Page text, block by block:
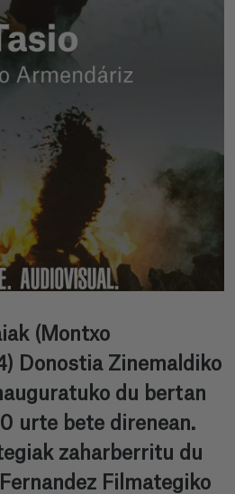
(Montxo
Donostia Zinemaldiko
du bertan
urte bete direnean.
zaharberritu du
Filmategiko